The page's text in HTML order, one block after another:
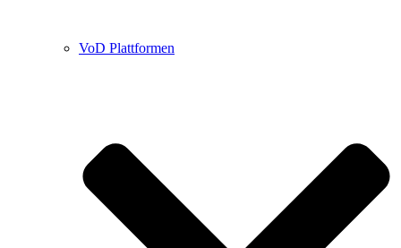
VoD Plattformen